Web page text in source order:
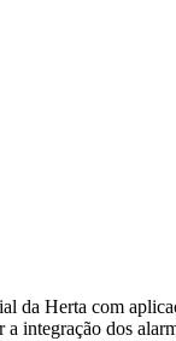
da Herta com
dos